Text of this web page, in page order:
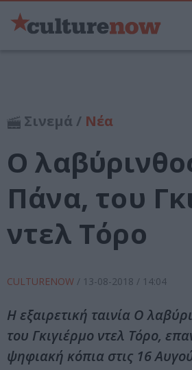
Σινεμά / Νέα
Ο
Πάνα, του
ντελ Τόρο
CULTURENOW / 13-08-2018 / 14:04
Η εξαιρετική ταινία Ο
του Γκιγιέρμο ντελ Τόρο,
ψηφιακή κόπια στις 16